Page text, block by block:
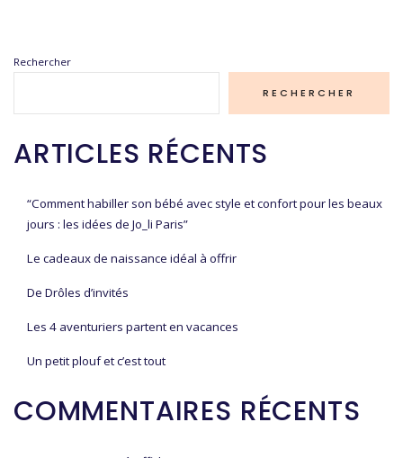
Rechercher
RECHERCHER
ARTICLES RÉCENTS
“Comment habiller son bébé avec style et confort pour les beaux
jours : les idées de Jo_li Paris”
Le cadeaux de naissance idéal à offrir
De Drôles d’invités
Les 4 aventuriers partent en vacances
Un petit plouf et c’est tout
COMMENTAIRES RÉCENTS